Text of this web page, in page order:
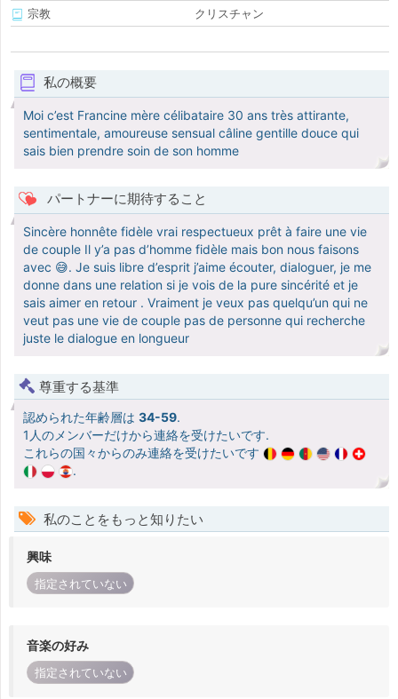
宗教
クリスチャン
私の概要
Moi c’est Francine mère célibataire 30 ans très attirante,
sentimentale, amoureuse sensual câline gentille douce qui
sais bien prendre soin de son homme
パートナーに期待すること
Sincère honnête fidèle vrai respectueux prêt à faire une vie
de couple Il y’a pas d’homme fidèle mais bon nous faisons
avec 😅. Je suis libre d’esprit j’aime écouter, dialoguer, je me
donne dans une relation si je vois de la pure sincérité et je
sais aimer en retour . Vraiment je veux pas quelqu’un qui ne
veut pas une vie de couple pas de personne qui recherche
juste le dialogue en longueur
尊重する基準
認められた年齢層は 34-59.
1人のメンバーだけから連絡を受けたいです.
これらの国々からのみ連絡を受けたいです
.
私のことをもっと知りたい
興味
指定されていない
音楽の好み
指定されていない